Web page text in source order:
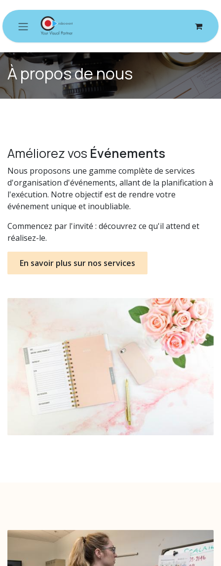
À propos de nous
Améliorez vos Événements
Nous proposons une gamme complète de services
d'organisation d'événements, allant de la planification à
l'exécution. Notre objectif est de rendre votre
événement unique et inoubliable.
Commencez par l'invité : découvrez ce qu'il attend et
réalisez-le.
En savoir plus sur nos services